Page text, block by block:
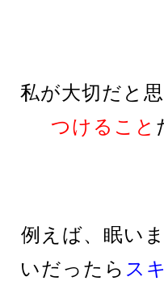
私が大切だと
つけること
例えば、眠い
いだったら ス